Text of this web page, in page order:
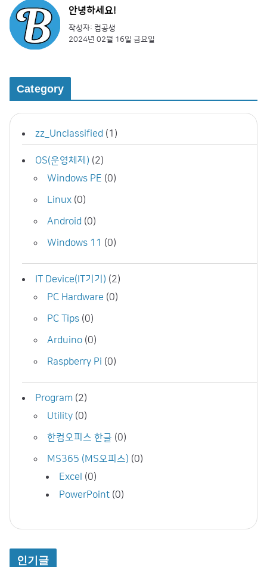
안녕하세요!
작성자: 컴공생
2024년 02월 16일 금요일
Category
zz_Unclassified (1)
OS(운영체제) (2)
Windows PE (0)
Linux (0)
Android (0)
Windows 11 (0)
IT Device(IT기기) (2)
PC Hardware (0)
PC Tips (0)
Arduino (0)
Raspberry Pi (0)
Program (2)
Utility (0)
한컴오피스 한글 (0)
MS365 (MS오피스) (0)
Excel (0)
PowerPoint (0)
인기글